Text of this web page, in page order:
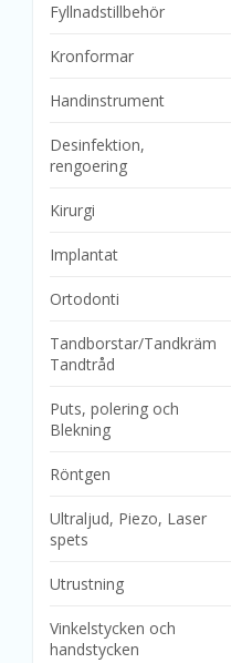
Fyllnadstillbehör
Kronformar
Handinstrument
Desinfektion,
rengoering
Kirurgi
Implantat
Ortodonti
Tandborstar/Tandkräm
Tandtråd
Puts, polering och
Blekning
Röntgen
Ultraljud, Piezo, Laser
spets
Utrustning
Vinkelstycken och
handstycken